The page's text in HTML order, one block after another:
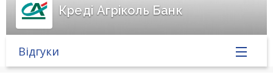
Креді Агріколь Банк
Відгуки